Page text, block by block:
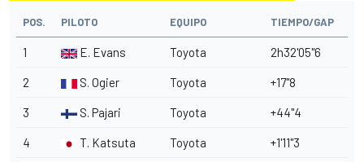
POS. PILOTO EQUIPO TIEMPO/GAP
1 E. Evans Toyota 2h32'05"6
2 S. Ogier Toyota +17"8
3 S. Pajari Toyota +44"4
4 T. Katsuta Toyota +1'11"3